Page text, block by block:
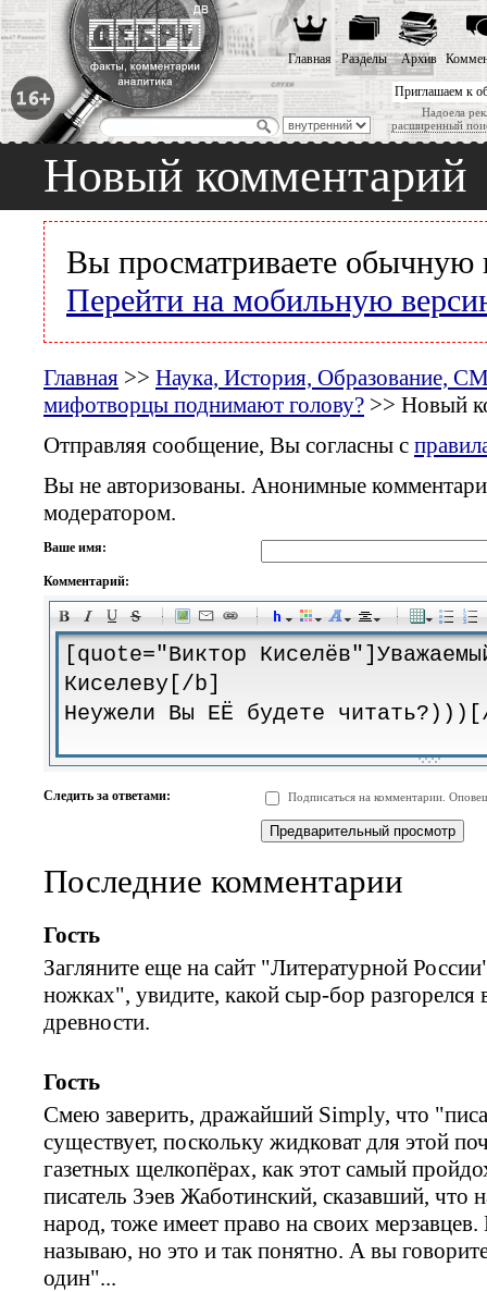
Приглашаем к
Надоела
расширенный
Главная Разделы Архив
Новый комментарий
Вы просматриваете обычную
Перейти на мобильную
Главная >> Наука, История, Образование,
мифотворцы поднимают голову? >> Новый
Отправляя сообщение, Вы согласны с
Вы не авторизованы. Анонимные
модератором.
Ваше имя:
Комментарий:
-
-
-
-
-
-
-
-
-
-
-
-
-
-
-
-
-
-
-
-
Следить за ответами: Подписаться на комментарии.
Последние комментарии
Гость
Загляните еще на сайт "Литературной
ножках", увидите, какой сыр-бор
древности.
Гость
Смею заверить, дражайший Simply, что
существует, поскольку жидковат для этой
газетных щелкопёрах, как этот самый
писатель Зэев Жаботинский, сказавший,
народ, тоже имеет право на своих
называю, но это и так понятно. А вы
один"...